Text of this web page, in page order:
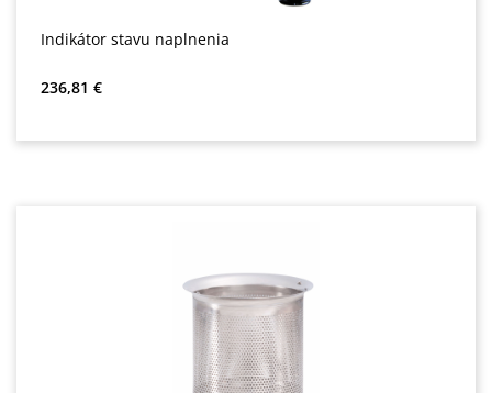
Indikátor stavu naplnenia
Bežná cena:
236,81 €